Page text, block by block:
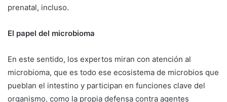
prenatal, incluso.
El papel del microbioma
En este sentido, los expertos miran con atención al
microbioma, que es todo ese ecosistema de microbios que
pueblan el intestino y participan en funciones clave del
organismo, como la propia defensa contra agentes